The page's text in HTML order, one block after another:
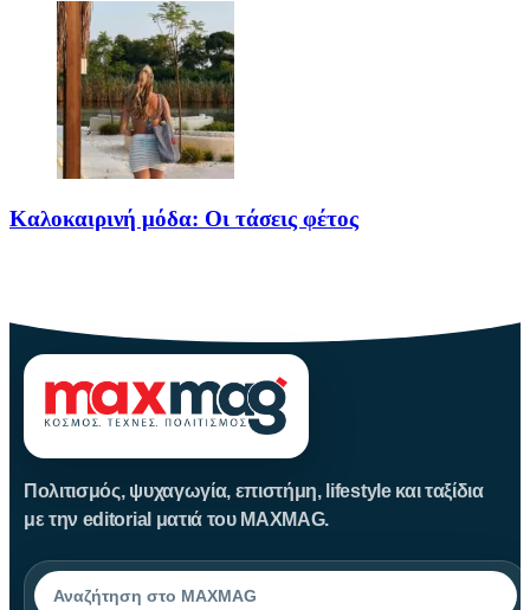
Καλοκαιρινή μόδα: Οι τάσεις φέτος
Πολιτισμός, ψυχαγωγία, επιστήμη, lifestyle και ταξίδια
με την editorial ματιά του MAXMAG.
Αναζήτηση